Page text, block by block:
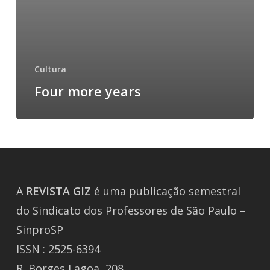
Cultura
Four more years
A REVISTA GIZ é uma publicação semestral
do Sindicato dos Professores de São Paulo –
SinproSP
ISSN : 2525-6394